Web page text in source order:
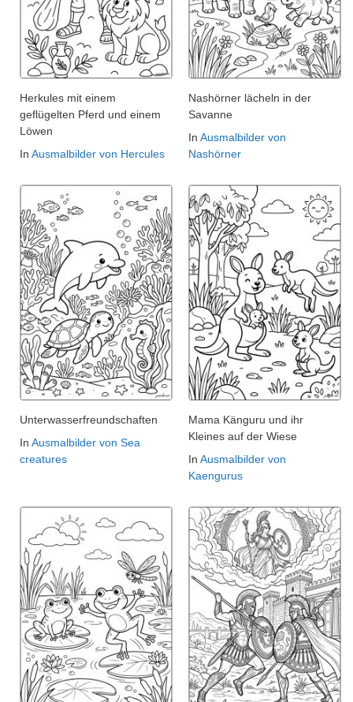
Herkules mit einem
geflügelten Pferd und einem
Löwen
In Ausmalbilder von Hercules
Nashörner lächeln in der
Savanne
In Ausmalbilder von
Nashörner
Unterwasserfreundschaften
In Ausmalbilder von Sea
creatures
Mama Känguru und ihr
Kleines auf der Wiese
In Ausmalbilder von
Kaengurus